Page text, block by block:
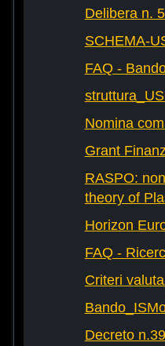
Delibera n.
SCHEMA-
FAQ -
Nomina
Grant
RASPO:
theory of
Horizon
FAQ -
Criteri
Decreto